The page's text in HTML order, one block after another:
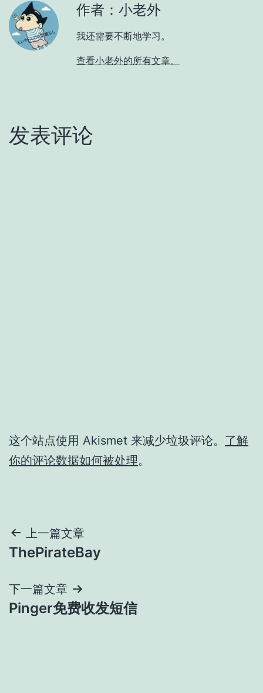
作者：小老外
我还需要不断地学习。
查看小老外的所有文章。
发表评论
这个站点使用 Akismet 来减少垃圾评论。 了解
你的评论数据如何被处理。
文
章
导
航
上一篇文章
ThePirateBay
下一篇文章
Pinger免费收发短信